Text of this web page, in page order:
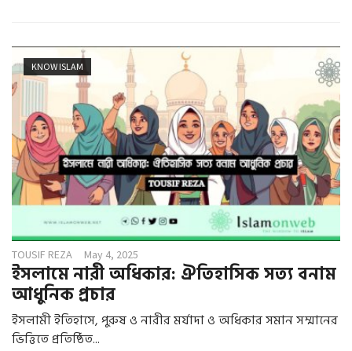
KNOW ISLAM
TOUSIF REZA May 4, 2025
ইসলামে নারী অধিকার: ঐতিহাসিক সত্য বনাম
আধুনিক প্রচার
ইসলামী ইতিহাসে, পুরুষ ও নারীর মর্যাদা ও অধিকার সমান সম্মানের
ভিত্তিতে প্রতিষ্ঠিত...